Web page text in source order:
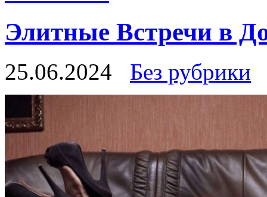
Элитные Встречи в
25.06.2024 Без рубрики